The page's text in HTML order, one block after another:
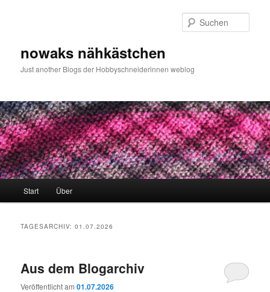
nowaks nähkästchen
Just another Blogs der Hobbyschneiderinnen weblog
Start Über
TAGESARCHIV:01.07.2026
Aus dem Blogarchiv
Veröffentlicht am01.07.2026